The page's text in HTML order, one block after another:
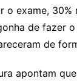
o exame,
de fazer
de
apontam